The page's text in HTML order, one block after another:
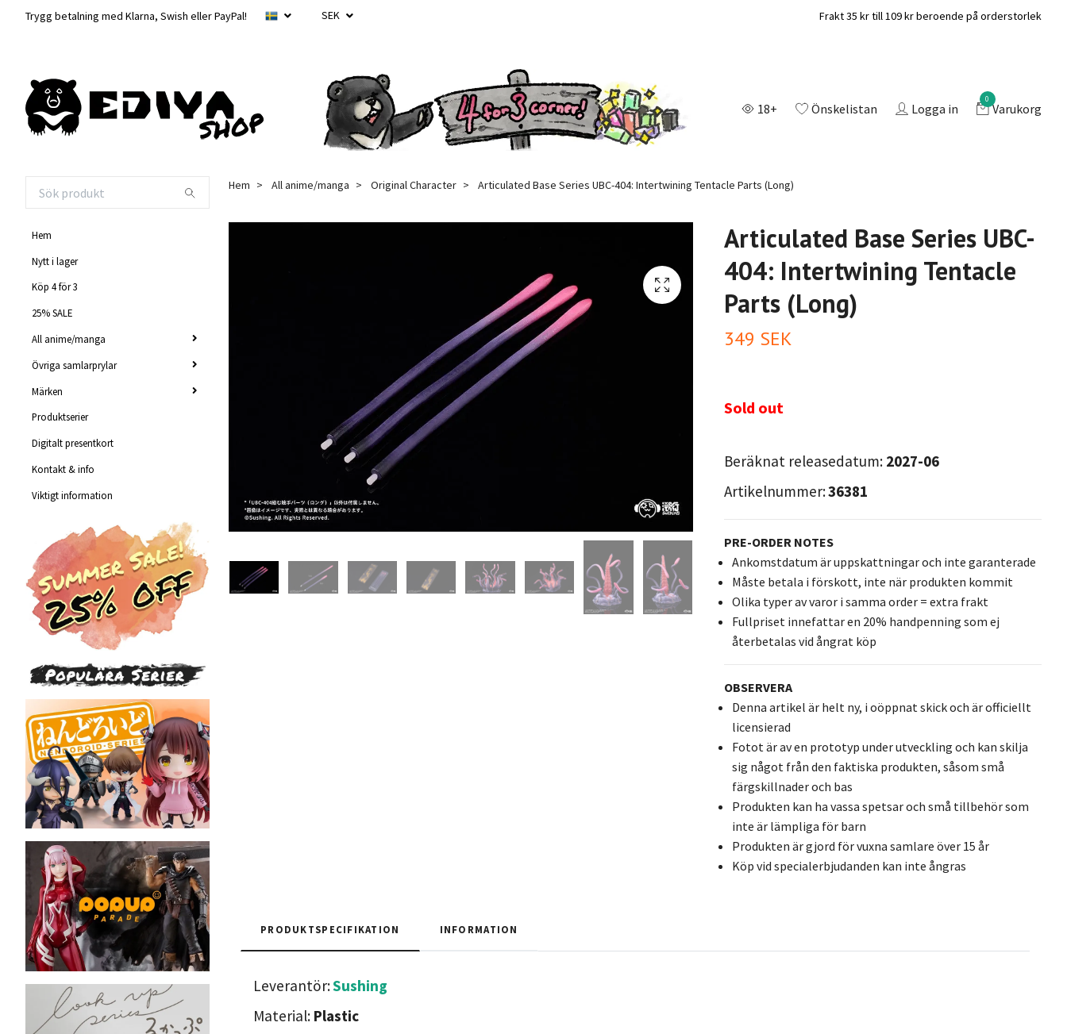
Trygg betalning med Klarna, Swish eller PayPal! SEK Frakt 35 kr till 109 kr beroende på orderstorlek
18+ Önskelistan Logga in
0
Varukorg
Hem
Nytt i lager
Köp 4 för 3
25% SALE
All anime/manga
Övriga samlarprylar
Märken
Produktserier
Digitalt presentkort
Kontakt & info
Viktigt information
Hem All anime/manga Original Character Articulated Base Series UBC-404: Intertwining Tentacle Parts (Long)
Articulated Base Series UBC-
404: Intertwining Tentacle
Parts (Long)
349 SEK
Sold out
Beräknat releasedatum: 2027-06
Artikelnummer:36381
PRE-ORDER NOTES
Ankomstdatum är uppskattningar och inte garanterade
Måste betala i förskott, inte när produkten kommit
Olika typer av varor i samma order = extra frakt
Fullpriset innefattar en 20% handpenning som ej
återbetalas vid ångrat köp
OBSERVERA
Denna artikel är helt ny, i oöppnat skick och är officiellt
licensierad
Fotot är av en prototyp under utveckling och kan skilja
sig något från den faktiska produkten, såsom små
färgskillnader och bas
Produkten kan ha vassa spetsar och små tillbehör som
inte är lämpliga för barn
Produkten är gjord för vuxna samlare över 15 år
Köp vid specialerbjudanden kan inte ångras
PRODUKTSPECIFIKATION INFORMATION
Leverantör:Sushing
Material: Plastic